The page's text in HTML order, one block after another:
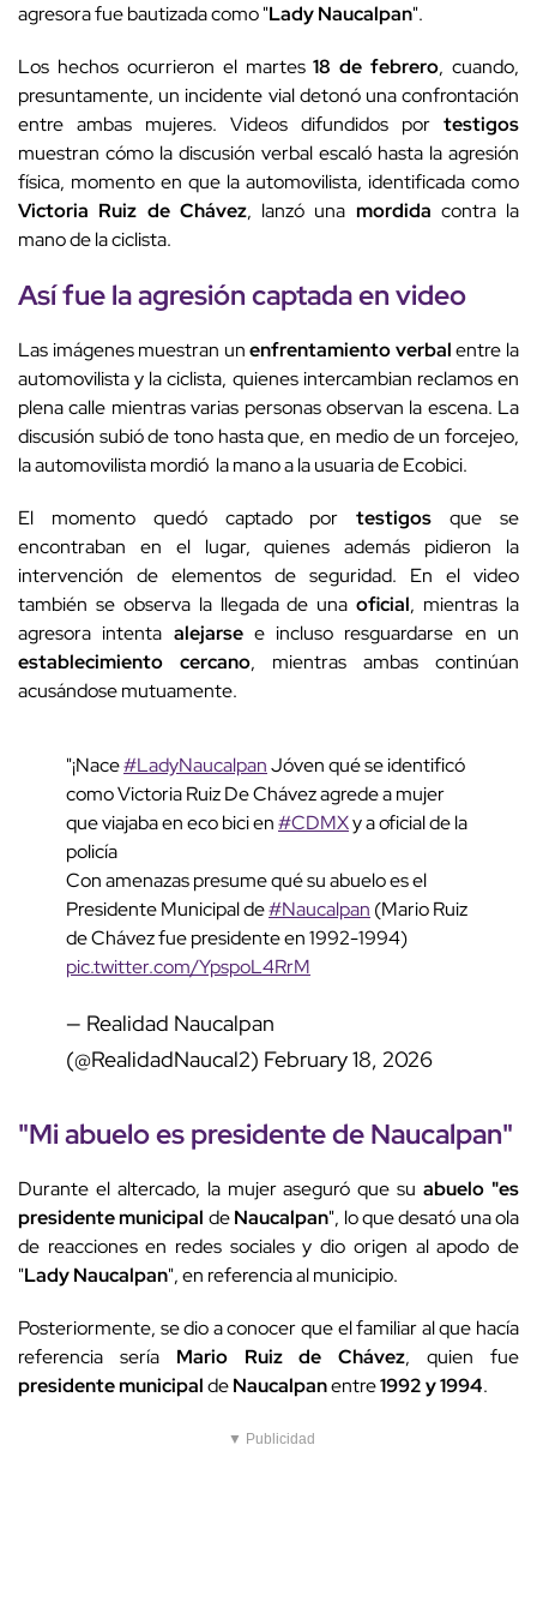
agresora fue bautizada como "Lady Naucalpan".
Los hechos ocurrieron el martes18 de febrero, cuando,
presuntamente, un incidente vial detonó una confrontación
entre ambas mujeres. Videos difundidos por testigos
muestran cómo la discusión verbal escaló hasta la agresión
física, momento en que la automovilista, identificada como
Victoria Ruiz de Chávez, lanzó una mordida contra la
mano de la ciclista.
Así fue la agresión captada en video
Las imágenes muestran unenfrentamiento verbalentre la
automovilista y la ciclista, quienes intercambian reclamos en
plena calle mientras varias personas observan la escena. La
discusión subió de tono hasta que, en medio de un forcejeo,
la automovilista mordió la mano a la usuaria de Ecobici.
El momento quedó captado portestigos que se
encontraban en el lugar, quienes además pidieron la
intervención de elementos de seguridad. En el video
también se observa la llegada de unaoficial, mientras la
agresora intenta alejarsee incluso resguardarse en un
establecimiento cercano, mientras ambas continúan
acusándose mutuamente.
"¡Nace#LadyNaucalpanJóven qué se identificó
como Victoria Ruiz De Chávez agrede a mujer
que viajaba en eco bici en#CDMXy a oficial de la
policía
Con amenazas presume qué su abuelo es el
Presidente Municipal de#Naucalpan (Mario Ruiz
de Chávez fue presidente en 1992-1994)
pic.twitter.com/YpspoL4RrM
— Realidad Naucalpan
(@RealidadNaucal2) February 18, 2026
"Miabueloes presidente deNaucalpan"
Durante el altercado, la mujer aseguró que suabuelo "es
presidente municipal deNaucalpan", lo que desató una ola
de reacciones en redes sociales y dio origen al apodo de
"Lady Naucalpan", en referencia al municipio.
Posteriormente, se dio a conocer que el familiar al que hacía
referencia sería Mario Ruiz de Chávez, quien fue
presidente municipaldeNaucalpanentre1992 y 1994.
▼ Publicidad